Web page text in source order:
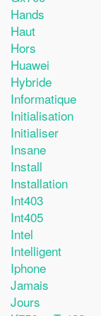
Hands
Haut
Hors
Huawei
Hybride
Informatique
Initialisation
Initialiser
Insane
Install
Installation
Int403
Int405
Intel
Intelligent
Iphone
Jamais
Jours